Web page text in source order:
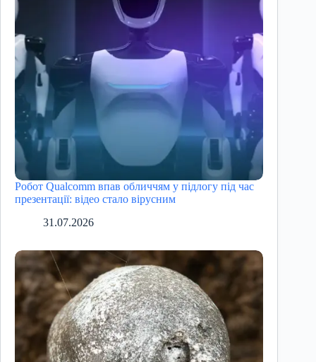
Робот Qualcomm впав обличчям у підлогу під час
презентації: відео стало вірусним
31.07.2026